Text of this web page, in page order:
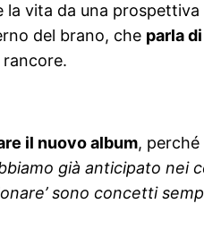
la vita da una
del brano, che parla
il nuovo album, perché
già anticipato
sono concetti